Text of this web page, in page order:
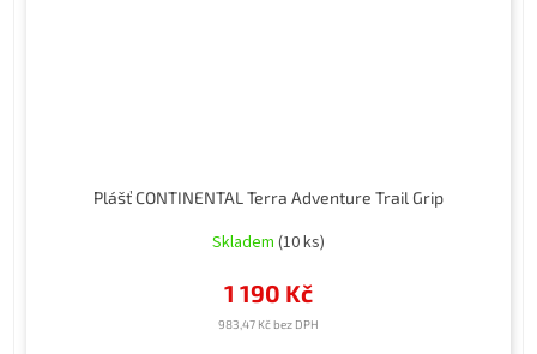
Plášť CONTINENTAL Terra Adventure Trail Grip
Skladem (10 ks)
983,47 Kč bez DPH
1 190 Kč